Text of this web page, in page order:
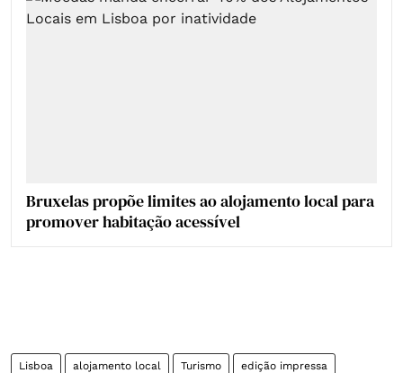
Bruxelas propõe limites ao alojamento local para
promover habitação acessível
Lisboa alojamento local Turismo edição impressa